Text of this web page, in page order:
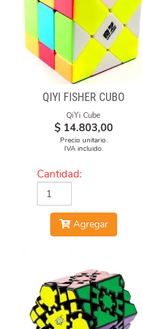
QIYI FISHER CUBO
QiYi Cube
$ 14.803,00
Precio unitario.
IVA incluido.
Cantidad:
Agregar